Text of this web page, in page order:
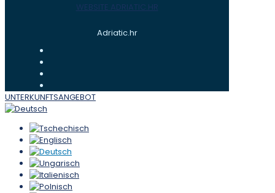
WEBSITE ADRIATIC.HR
Adriatic.hr
UNTERKUNFTSANGEBOT